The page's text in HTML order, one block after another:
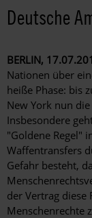
Deutsche
BERLIN,
Nationen über
heiße Phase: bis
New York nun
Insbesondere
"Goldene Regel"
Waffentransfers
Gefahr besteht,
der Vertrag diese
Menschenrechte